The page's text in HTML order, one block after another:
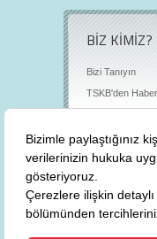
BİZ KİMİZ?
Bizi Tanıyın
TSKB'den
Basın Odası
Bize Ulaşın
Politikalarımız